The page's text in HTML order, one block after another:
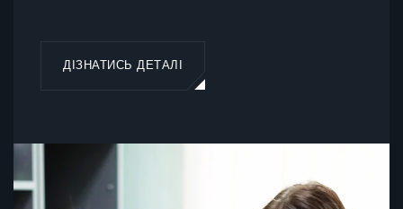
ДІЗНАТИСЬ ДЕТАЛІ